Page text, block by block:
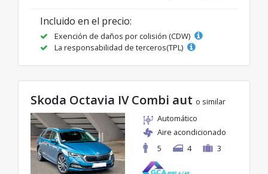
Incluido en el precio:
Exención de daños por colisión (CDW)
La responsabilidad de terceros(TPL)
Skoda Octavia IV Combi aut o similar
Automático
Aire acondicionado
5
4 3